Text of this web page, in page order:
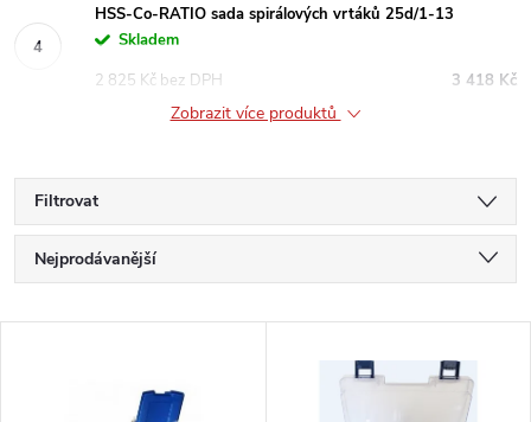
HSS-Co-RATIO sada spirálových vrtáků 25d/1-13
Skladem
3 418 Kč
2 825 Kč bez DPH
Zobrazit více produktů
Filtrovat
Ř
a
Nejprodávanější